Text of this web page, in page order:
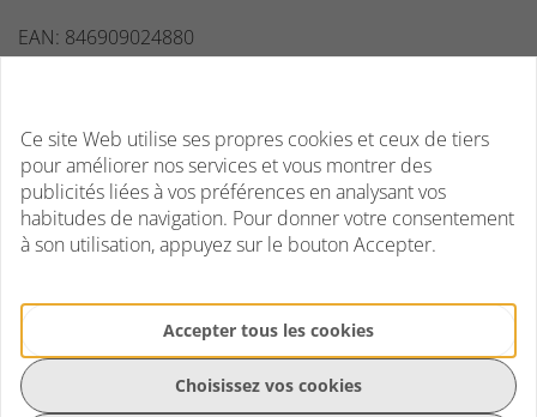
EAN: 846909024880
€ 27,95(TVA incl.)
Commander
Pas en stock
Ce site Web utilise ses propres cookies et ceux de tiers
pour améliorer nos services et vous montrer des
publicités liées à vos préférences en analysant vos
habitudes de navigation. Pour donner votre consentement
à son utilisation, appuyez sur le bouton Accepter.
Accepter tous les cookies
Choisissez vos cookies